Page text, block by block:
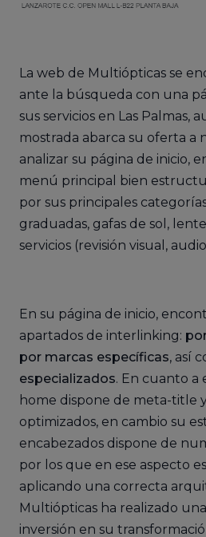
La web de Multiópticas se
ante la búsqueda con una
sus servicios en Las Palmas,
mostrada abarca su oferta a
analizar su página de inicio,
menú principal bien
por sus principales
graduadas, gafas de sol,
servicios (revisión visual,
En su página de inicio,
apartados de interlinking:
por marcas específicas, así
especializados. En cuanto a
home dispone de meta-title
optimizados, en cambio su
encabezados dispone de
por los que en ese aspecto
aplicando una correcta
Multiópticas ha realizado
inversión en su